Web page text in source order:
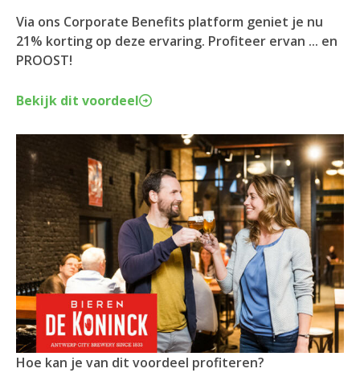
Via ons Corporate Benefits platform geniet je nu
21% korting op deze ervaring. Profiteer ervan ... en
PROOST!
Bekijk dit voordeel
Hoe kan je van dit voordeel profiteren?